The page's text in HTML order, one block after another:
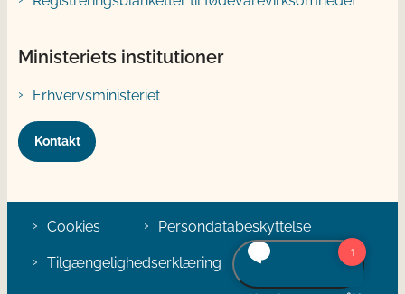
Ministeriets institutioner
Erhvervsministeriet
Kontakt
Cookies Persondatabeskyttelse
Tilgængelighedserklæring